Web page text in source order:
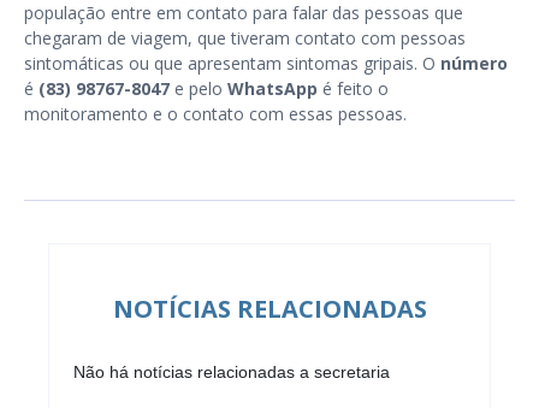
população entre em contato para falar das pessoas que
chegaram de viagem, que tiveram contato com pessoas
sintomáticas ou que apresentam sintomas gripais. O número
é (83) 98767-8047 e pelo WhatsApp é feito o
monitoramento e o contato com essas pessoas.
NOTÍCIAS RELACIONADAS
Não há notícias relacionadas a secretaria